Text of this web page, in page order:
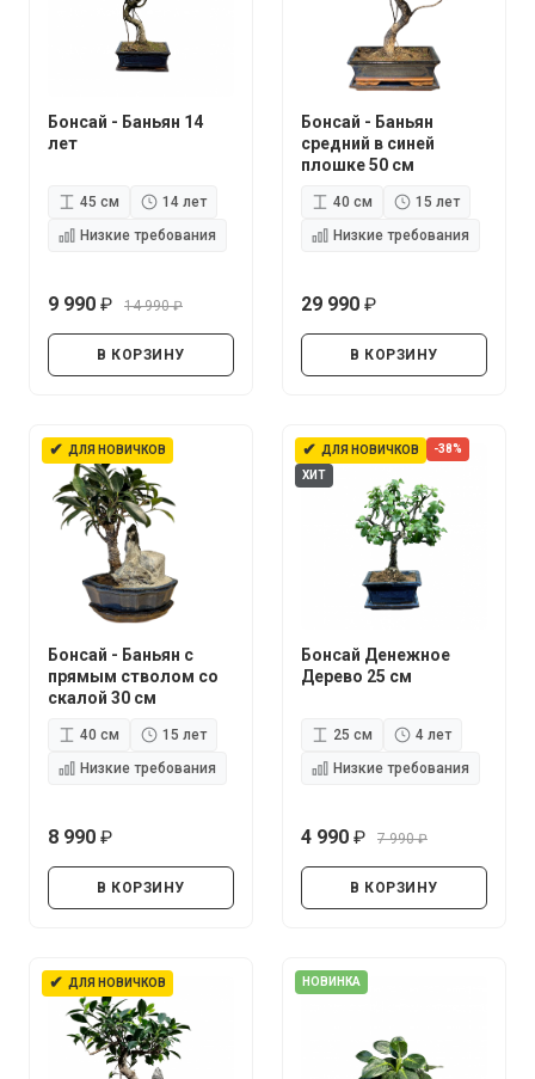
Бонсай - Баньян 14
лет
45 см
14 лет
Низкие требования
9 990
14 990
В КОРЗИНУ
Бонсай - Баньян
средний в синей
плошке 50 см
40 см
15 лет
Низкие требования
29 990
В КОРЗИНУ
✔ ДЛЯ НОВИЧКОВ
Бонсай - Баньян с
прямым стволом со
скалой 30 см
40 см
15 лет
Низкие требования
8 990
В КОРЗИНУ
✔ ДЛЯ НОВИЧКОВ
-38%
ХИТ
Бонсай Денежное
Дерево 25 см
25 см
4 лет
Низкие требования
4 990
7 990
В КОРЗИНУ
✔ ДЛЯ НОВИЧКОВ НОВИНКА